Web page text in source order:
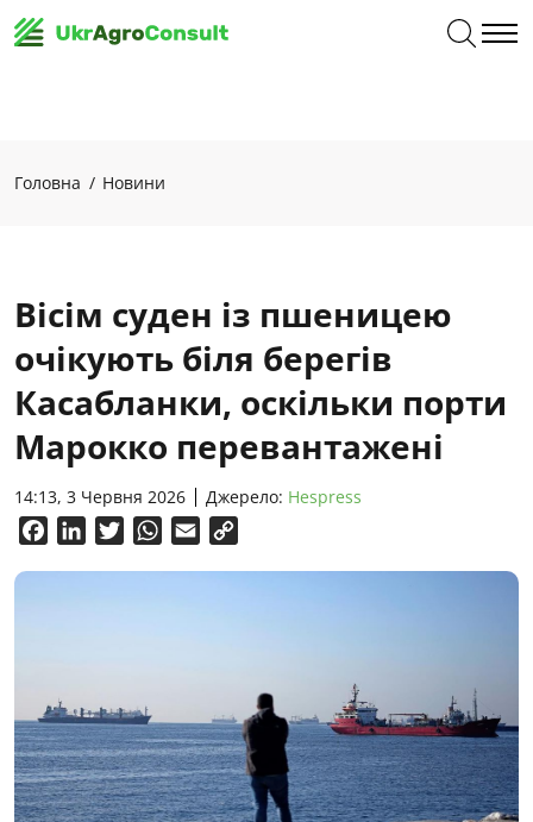
Головна Новини
Вісім суден із пшеницею
очікують біля берегів
Касабланки, оскільки порти
Марокко перевантажені
14:13, 3 Червня 2026 Джерело: Hespress
FacebookLinkedInTwitterWhatsApp
Email